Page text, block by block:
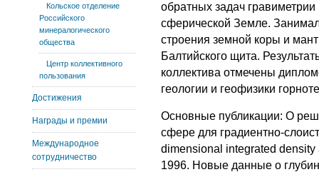
обратных задач
сферической Земле.
строения земной коры и
Балтийского щита.
коллектива отмечены
геологии и геофизики
Основные публикации: О
сфере для градиентно-
dimensional integrated
1996. Новые данные о
Кольское отделение
Российского
минералогического
общества
Центр коллективного
пользования
Достижения
Награды и премии
Международное
сотрудничество